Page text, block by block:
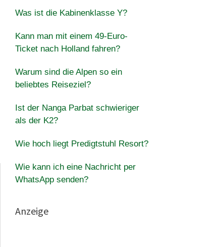
Was ist die Kabinenklasse Y?
Kann man mit einem 49-Euro-
Ticket nach Holland fahren?
Warum sind die Alpen so ein
beliebtes Reiseziel?
Ist der Nanga Parbat schwieriger
als der K2?
Wie hoch liegt Predigtstuhl Resort?
Wie kann ich eine Nachricht per
WhatsApp senden?
Anzeige